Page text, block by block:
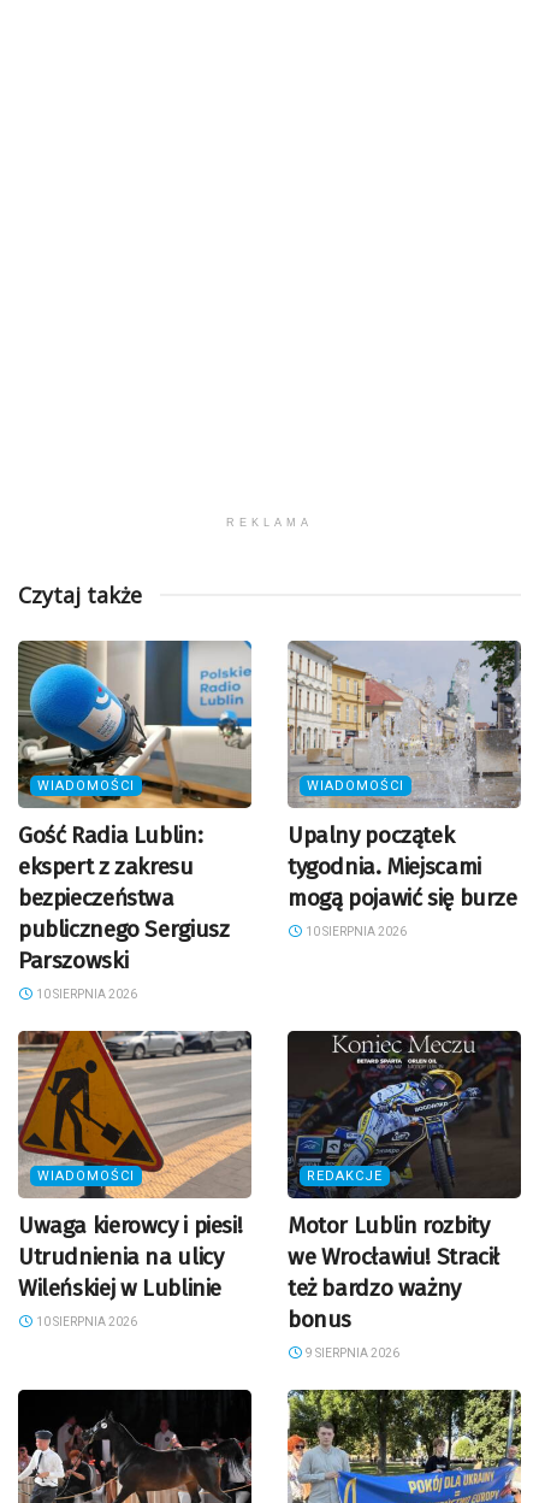
REKLAMA
Czytaj także
WIADOMOŚCI
Gość Radia Lublin:
ekspert z zakresu
bezpieczeństwa
publicznego Sergiusz
Parszowski
10 SIERPNIA 2026
WIADOMOŚCI
Upalny początek
tygodnia. Miejscami
mogą pojawić się burze
10 SIERPNIA 2026
WIADOMOŚCI
Uwaga kierowcy i piesi!
Utrudnienia na ulicy
Wileńskiej w Lublinie
10 SIERPNIA 2026
REDAKCJE
Motor Lublin rozbity
we Wrocławiu! Stracił
też bardzo ważny
bonus
9 SIERPNIA 2026